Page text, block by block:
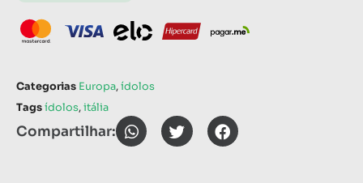
Categorias Europa,ídolos
Tagsídolos,itália
Compartilhar: